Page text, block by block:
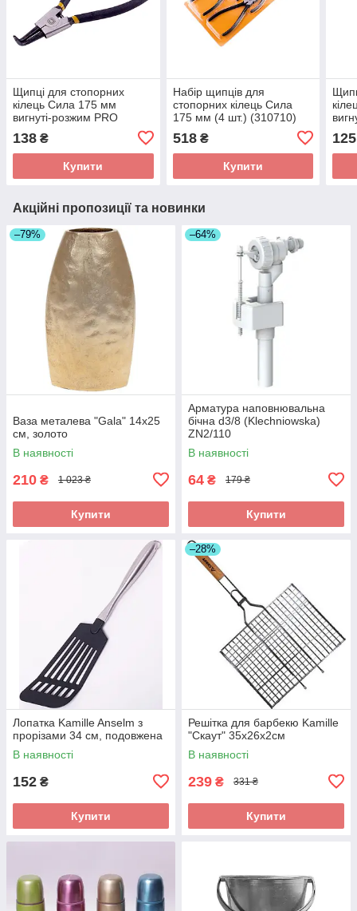
Щипці для стопорних
кілець Сила 175 мм
вигнуті-розжим PRO
138 ₴
Купити
Набір щипців для
стопорних кілець Сила
175 мм (4 шт.) (310710)
518₴
Купити
125
Акційні пропозиції та новинки
–79%
Ваза металева "Gala" 14x25
см, золото
В наявності
210 ₴ 1 023 ₴
Купити
–64%
Арматура наповнювальна
бічна d3/8 (Klechniowska)
ZN2/110
В наявності
64 ₴ 179 ₴
Купити
Лопатка Kamille Anselm з
прорізами 34 см, подовжена
В наявності
152 ₴
Купити
–28%
Решітка для барбекю Kamille
"Скаут" 35х26х2см
В наявності
239 ₴ 331 ₴
Купити